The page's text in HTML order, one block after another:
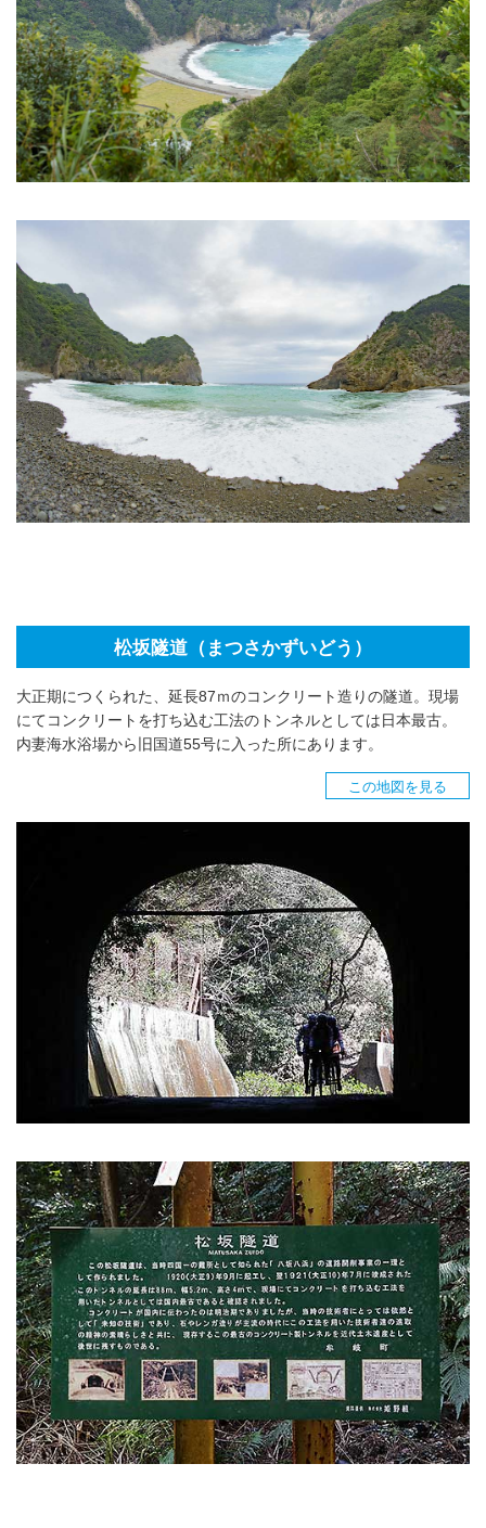
松坂隧道（まつさかずいどう）
大正期につくられた、延長87ｍのコンクリート造りの隧道。現場
にてコンクリートを打ち込む工法のトンネルとしては日本最古。
内妻海水浴場から旧国道55号に入った所にあります。
この地図を見る